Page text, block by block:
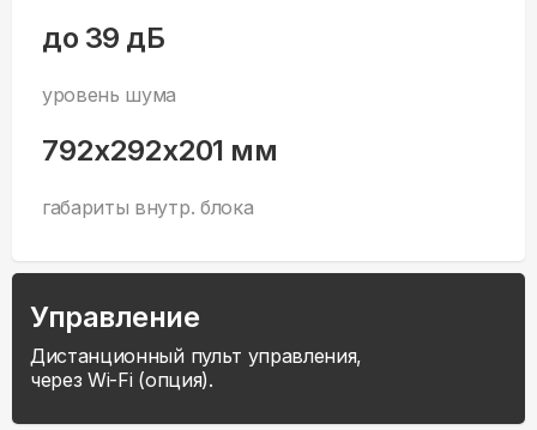
до 39 дБ
уровень шума
792x292x201 мм
габариты внутр. блока
Управление
Дистанционный пульт управления,
через Wi-Fi (опция).